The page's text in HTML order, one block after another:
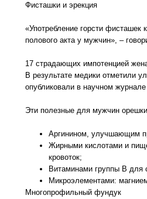
Фисташки и эрекция
«Употребление горсти
полового акта у мужчин», –
17 страдающих импотенцией
В результате медики отметили
опубликовали в научном
Эти полезные для мужчин
Аргинином, улучшающим
Жирными кислотами и
кровоток;
Витаминами группы B для
Микроэлементами:
Многопрофильный фундук